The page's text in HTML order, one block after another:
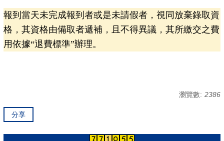
報到當天未完成報到者或是未請假者，視同放棄錄取資
格，其資格由備取者遞補，且不得異議，其所繳交之費
用依據“退費標準”辦理。
瀏覽數: 2386
分享